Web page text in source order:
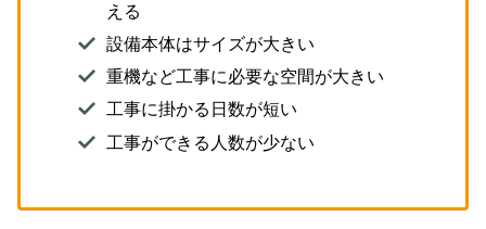
える
設備本体はサイズが大きい
重機など工事に必要な空間が大きい
工事に掛かる日数が短い
工事ができる人数が少ない